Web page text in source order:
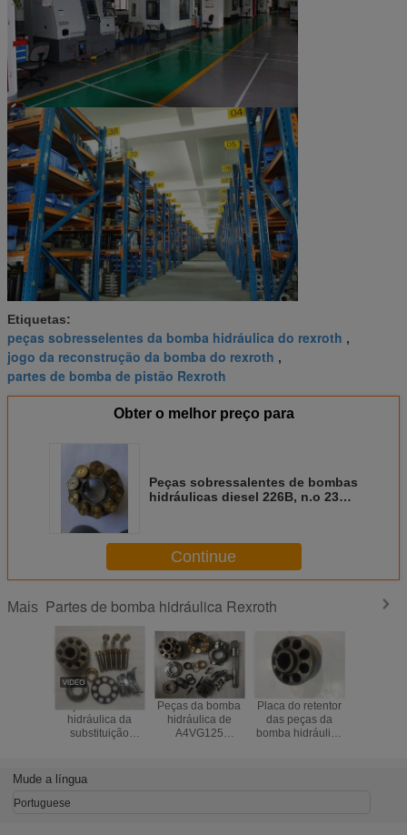
Etiquetas:
peças sobresselentes da bomba hidráulica do rexroth ,
jogo da reconstrução da bomba do rexroth ,
partes de bomba de pistão Rexroth
Obter o melhor preço para
Peças sobressalentes de bombas
hidráulicas diesel 226B, n.o 233-
pistão Rexroth
Continue
Mais Partes de bomba hidráulica Rexroth
Peças da bomba
hidráulica da
substituição
tambor superior &
Peças da bomba
hidráulica de
A4VG125
Placa do retentor
das peças da
bomba hidráulica
Mude a língua
Portuguese